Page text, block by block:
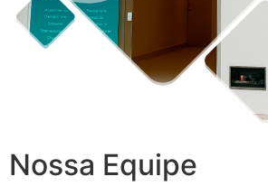
Nossa Equipe